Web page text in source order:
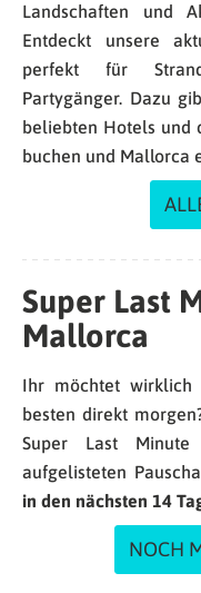
Landschaften und
Entdeckt unsere
perfekt für
Partygänger. Dazu
beliebten Hotels und
buchen und Mallorca
Super Last
Mallorca
Ihr möchtet wirklich
besten direkt
Super Last
aufgelisteten
in den nächsten 14
NOCH